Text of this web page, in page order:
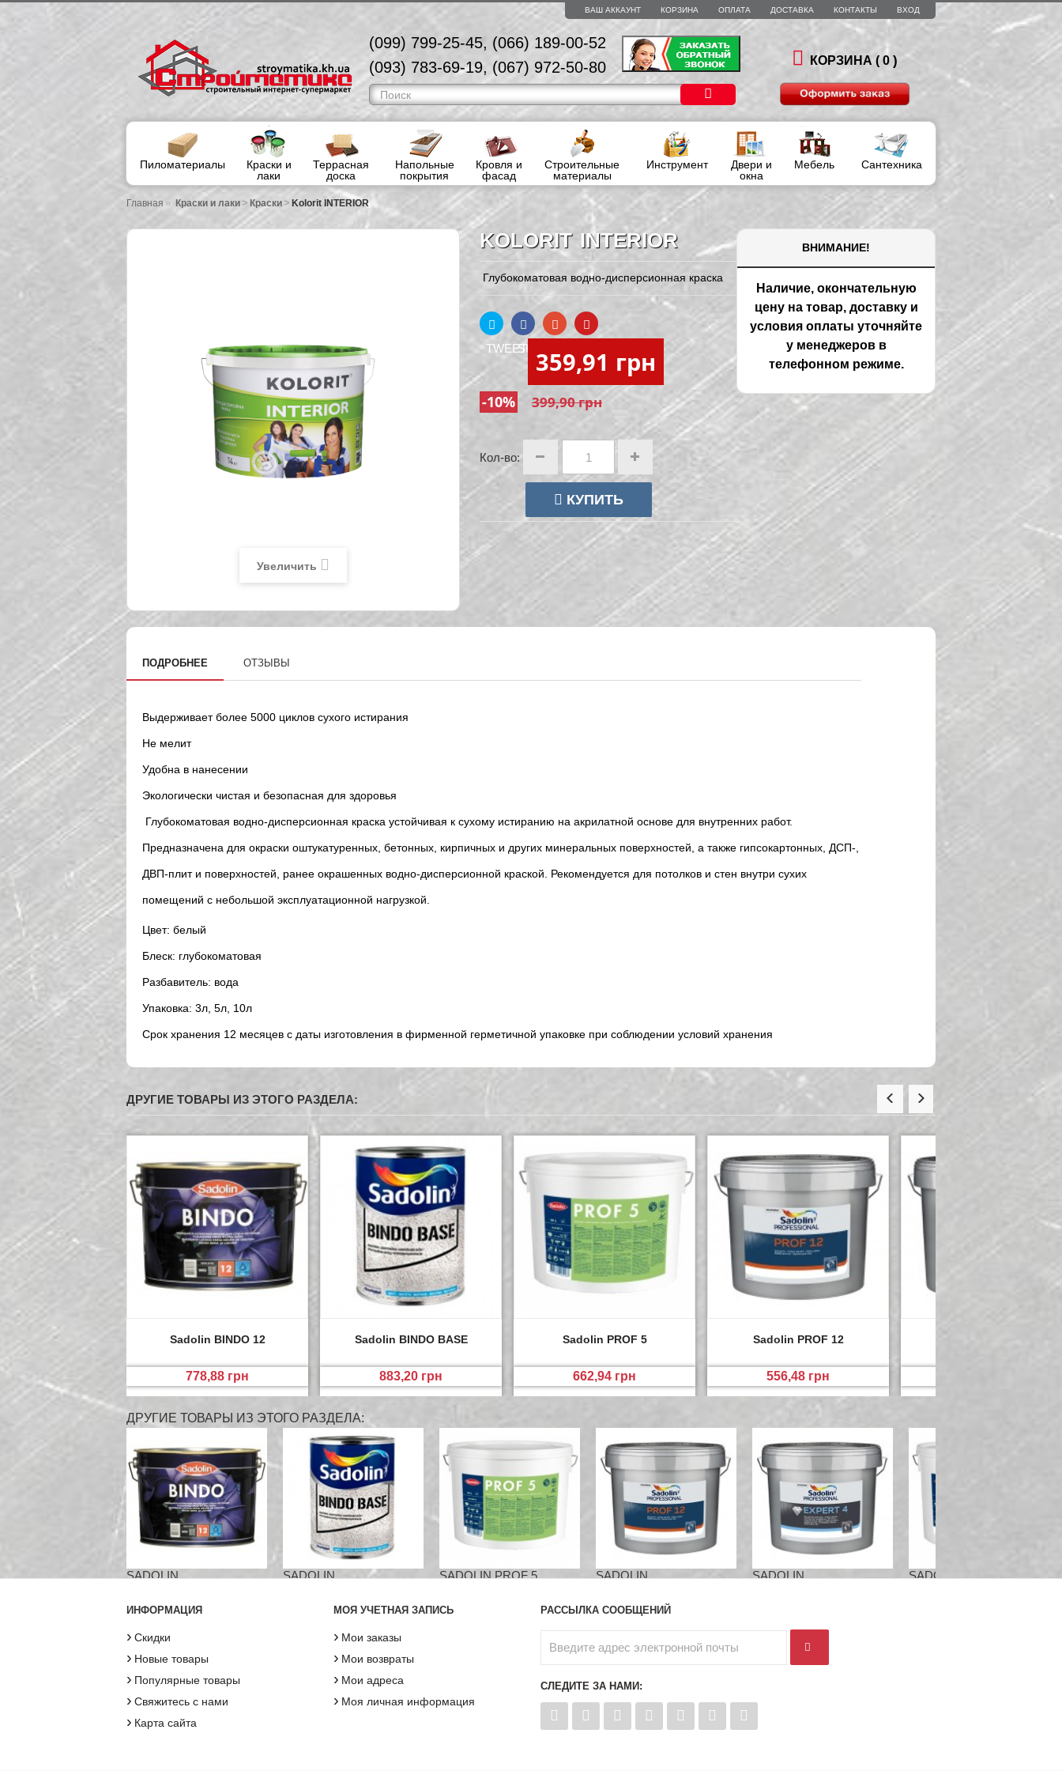
ВАШ АККАУНТ КОРЗИНА ОПЛАТА ДОСТАВКА КОНТАКТЫ ВХОД
(099) 799-25-45, (066) 189-00-52
(093) 783-69-19, (067) 972-50-80
Пиломатериалы
Краски и
лаки
Террасная
доска
Напольные
покрытия
Кровля и
фасад
Строительные
материалы
Инструмент
Двери и
окна
Мебель Сантехника
КОРЗИНА ( 0 )
Главная » Краски и лаки> Краски > Kolorit INTERIOR
Увеличить
KOLORIT INTERIOR
Глубокоматовая водно-дисперсионная краска
TWEETSHARE359,91 грн
-10% 399,90 грн
Кол-во:
КУПИТЬ
ВНИМАНИЕ!
Наличие, окончательную
цену на товар, доставку и
условия оплаты уточняйте
у менеджеров в
телефонном режиме.
ПОДРОБНЕЕ ОТЗЫВЫ
Выдерживает более 5000 циклов сухого истирания
Не мелит
Удобна в нанесении
Экологически чистая и безопасная для здоровья
Глубокоматовая водно-дисперсионная краска устойчивая к сухому истиранию на акрилатной основе для внутренних работ.
Предназначена для окраски оштукатуренных, бетонных, кирпичных и других минеральных поверхностей, а также гипсокартонных, ДСП-,
ДВП-плит и поверхностей, ранее окрашенных водно-дисперсионной краской. Рекомендуется для потолков и стен внутри сухих
помещений с небольшой эксплуатационной нагрузкой.
Цвет: белый
Блеск: глубокоматовая
Разбавитель: вода
Упаковка: 3л, 5л, 10л
Срок хранения 12 месяцев с даты изготовления в фирменной герметичной упаковке при соблюдении условий хранения
ДРУГИЕ ТОВАРЫ ИЗ ЭТОГО РАЗДЕЛА:
Sadolin BINDO 12
778,88 грн
Sadolin BINDO BASE
883,20 грн
Sadolin PROF 5
662,94 грн
Sadolin PROF 12
556,48 грн
ДРУГИЕ ТОВАРЫ ИЗ ЭТОГО РАЗДЕЛА:
SADOLIN... SADOLIN... SADOLIN PROF 5 SADOLIN... SADOLIN... SADOLIN...
ИНФОРМАЦИЯ
› Скидки
› Новые товары
› Популярные товары
› Свяжитесь с нами
› Карта сайта
МОЯ УЧЕТНАЯ ЗАПИСЬ
› Мои заказы
› Мои возвраты
› Мои адреса
› Моя личная информация
РАССЫЛКА СООБЩЕНИЙ
СЛЕДИТЕ ЗА НАМИ: